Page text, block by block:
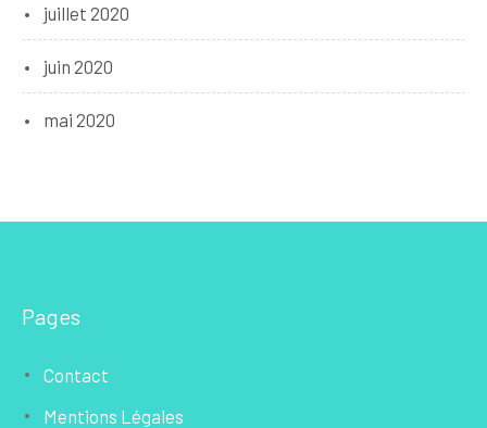
juillet 2020
juin 2020
mai 2020
Pages
Contact
Mentions Légales